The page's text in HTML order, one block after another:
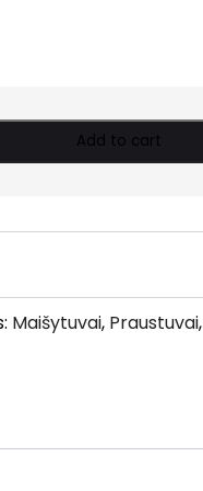
Add to cart
Maišytuvai, Praustuvai